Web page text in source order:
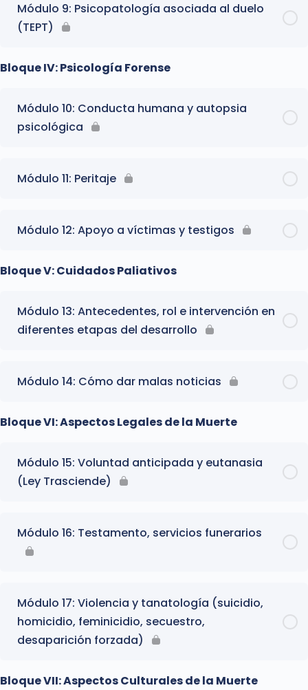
Módulo 9: Psicopatología asociada al duelo
(TEPT)
Bloque IV: Psicología Forense
Módulo 10: Conducta humana y autopsia
psicológica
Módulo 11: Peritaje
Módulo 12: Apoyo a víctimas y testigos
Bloque V: Cuidados Paliativos
Módulo 13: Antecedentes, rol e intervención en
diferentes etapas del desarrollo
Módulo 14: Cómo dar malas noticias
Bloque VI: Aspectos Legales de la Muerte
Módulo 15: Voluntad anticipada y eutanasia
(Ley Trasciende)
Módulo 16: Testamento, servicios funerarios
Módulo 17: Violencia y tanatología (suicidio,
homicidio, feminicidio, secuestro,
desaparición forzada)
Bloque VII: Aspectos Culturales de la Muerte